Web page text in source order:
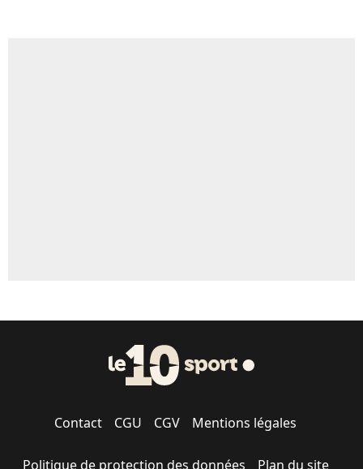
Contact CGU CGV Mentions légales
Politique de protection des données Plan du site